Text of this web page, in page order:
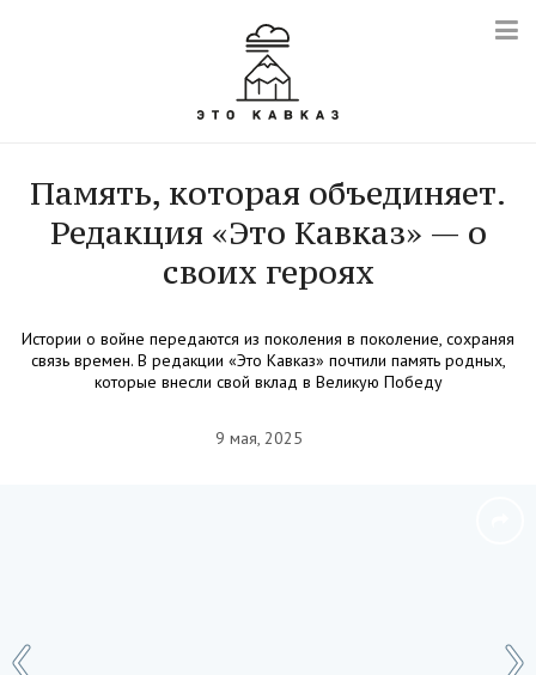
Память, которая объединяет.
Редакция «Это Кавказ» — о
своих героях
Истории о войне передаются из поколения в поколение, сохраняя
связь времен. В редакции «Это Кавказ» почтили память родных,
которые внесли свой вклад в Великую Победу
9 мая, 2025